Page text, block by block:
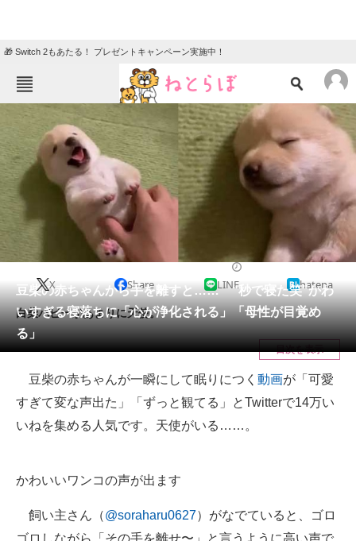
🎁 Switch 2もあたる！ プレゼントキャンペーン実施中！
ねとらぼメニュー
TOP ニュース
エンタメ クイズ
グルメ 地域
住まい
動物 リサーチ
会員記事
メディア
注目記事を集めた総合ページ
ITの今と未来を見通す
スマホと通信の最新トレンド
豆柴の赤ちゃんから手を離すと…… “秒で寝た笑”かわ
いすぎる寝落ちに「心が浄化される」「母性が目覚め
る」
X Share LINE hatena
白柴パピーがあまりに天使。
目次を表示
豆柴の赤ちゃんが一瞬にして眠りにつく 動画が「可愛
すぎて変な声出た」「ずっと観てる」とTwitterで14万い
いねを集める人気です。天使がいる……。
かわいいワンコの声が出ます
飼い主さん（@soraharu0627）がなでていると、ゴロ